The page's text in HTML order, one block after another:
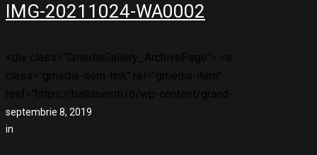
IMG-20211024-WA0002
septembrie 8, 2019
in